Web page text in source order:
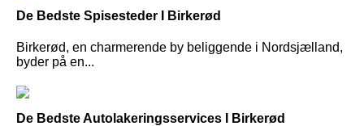
De Bedste Spisesteder I Birkerød
Birkerød, en charmerende by beliggende i Nordsjælland,
byder på en...
De Bedste Autolakeringsservices I Birkerød